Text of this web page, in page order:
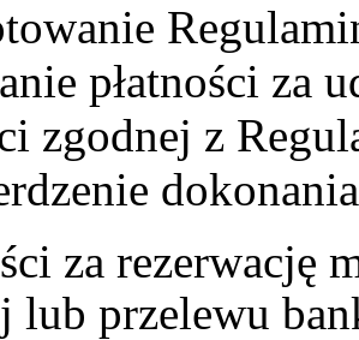
płatności za
zgodnej z
za rezerwację
lub przelewu